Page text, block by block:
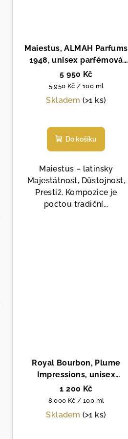
Maiestus, ALMAH Parfums
1948, unisex parfémová
voda, 100 ml
5 950 Kč
Měrná
cena:
5 950 Kč / 100 ml
Skladem (>1 ks)
Do košíku
Maiestus – latinsky
Majestátnost, Důstojnost,
Prestiž. Kompozice je
poctou tradiční...
Royal Bourbon, Plume
Impressions, unisex
parfémová voda v
cestovním balení, 15ml
1 200 Kč
Měrná
cena:
8 000 Kč / 100 ml
Skladem (>1 ks)